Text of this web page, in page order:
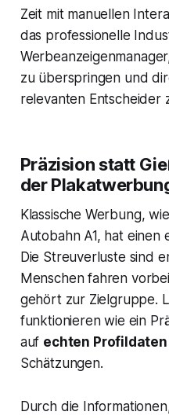
Zeit mit manuellen
das professionelle
zu überspringen und
relevanten Entscheider
Präzision statt
der
Klassische Werbung,
Autobahn A1, hat einen
Die Streuverluste sind
Menschen fahren
gehört zur Zielgruppe.
funktionieren wie ein
auf echten Profildaten
Schätzungen.
Durch die